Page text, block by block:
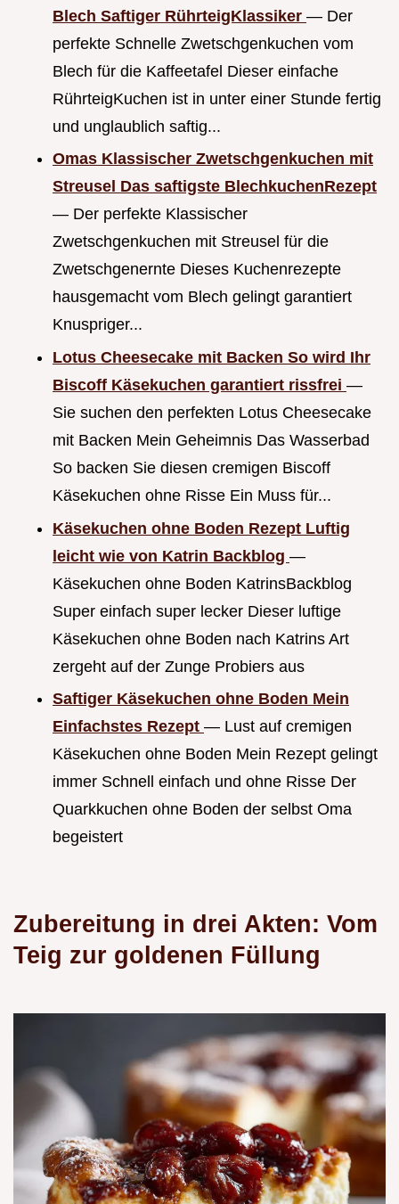
Blech Saftiger RührteigKlassiker — Der
perfekte Schnelle Zwetschgenkuchen vom
Blech für die Kaffeetafel Dieser einfache
RührteigKuchen ist in unter einer Stunde fertig
und unglaublich saftig...
Omas Klassischer Zwetschgenkuchen mit
Streusel Das saftigste BlechkuchenRezept
— Der perfekte Klassischer
Zwetschgenkuchen mit Streusel für die
Zwetschgenernte Dieses Kuchenrezepte
hausgemacht vom Blech gelingt garantiert
Knuspriger...
Lotus Cheesecake mit Backen So wird Ihr
Biscoff Käsekuchen garantiert rissfrei —
Sie suchen den perfekten Lotus Cheesecake
mit Backen Mein Geheimnis Das Wasserbad
So backen Sie diesen cremigen Biscoff
Käsekuchen ohne Risse Ein Muss für...
Käsekuchen ohne Boden Rezept Luftig
leicht wie von Katrin Backblog —
Käsekuchen ohne Boden KatrinsBackblog
Super einfach super lecker Dieser luftige
Käsekuchen ohne Boden nach Katrins Art
zergeht auf der Zunge Probiers aus
Saftiger Käsekuchen ohne Boden Mein
Einfachstes Rezept — Lust auf cremigen
Käsekuchen ohne Boden Mein Rezept gelingt
immer Schnell einfach und ohne Risse Der
Quarkkuchen ohne Boden der selbst Oma
begeistert
Zubereitung in drei Akten: Vom
Teig zur goldenen Füllung